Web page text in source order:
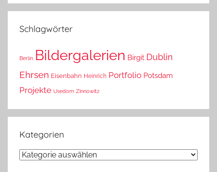
das?
Schlagwörter
Berlin Bildergalerien Birgit Dublin
Ehrsen Eisenbahn Heinrich Portfolio Potsdam
Projekte Usedom Zinnowitz
Kategorien
Kategorien